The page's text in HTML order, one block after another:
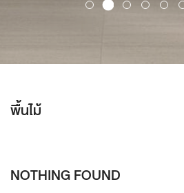
พื้นไม้
NOTHING FOUND